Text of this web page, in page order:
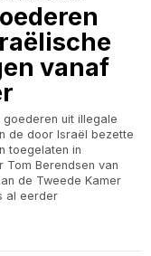
vanaf
uit illegale
de door Israël bezette
toegelaten in
Tom Berendsen van
de Tweede Kamer
al eerder